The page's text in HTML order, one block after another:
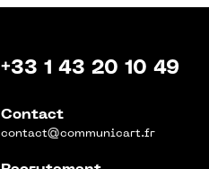
+33 1 43 20 10 49
Contact
contact@communicart.fr